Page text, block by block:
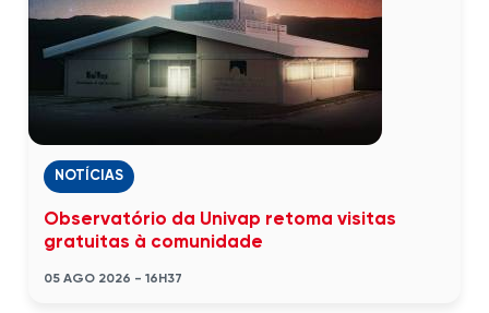
NOTÍCIAS
Observatório da Univap retoma visitas
gratuitas à comunidade
05 AGO 2026 - 16H37